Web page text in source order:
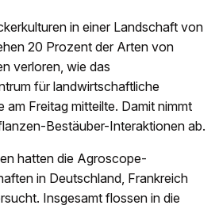
in einer Landschaft von
20 Prozent der Arten von
verloren, wie das
für landwirtschaftliche
Freitag mitteilte. Damit nimmt
Bestäuber-Interaktionen ab.
hatten die Agroscope-
in Deutschland, Frankreich
Insgesamt flossen in die